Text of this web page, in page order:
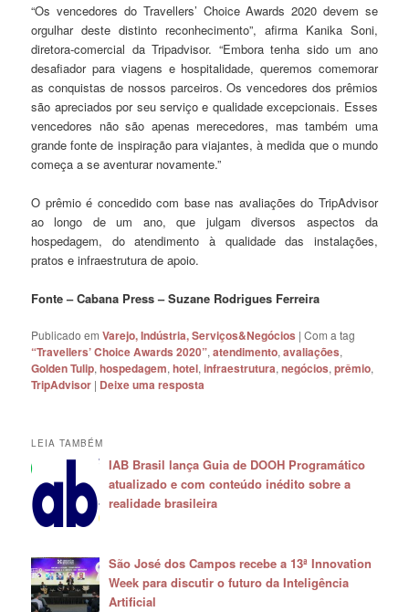
“Os vencedores do Travellers’ Choice Awards 2020 devem se
orgulhar deste distinto reconhecimento”, afirma Kanika Soni,
diretora-comercial da Tripadvisor. “Embora tenha sido um ano
desafiador para viagens e hospitalidade, queremos comemorar
as conquistas de nossos parceiros. Os vencedores dos prêmios
são apreciados por seu serviço e qualidade excepcionais. Esses
vencedores não são apenas merecedores, mas também uma
grande fonte de inspiração para viajantes, à medida que o mundo
começa a se aventurar novamente.”
O prêmio é concedido com base nas avaliações do TripAdvisor
ao longo de um ano, que julgam diversos aspectos da
hospedagem, do atendimento à qualidade das instalações,
pratos e infraestrutura de apoio.
Fonte – Cabana Press – Suzane Rodrigues Ferreira
Publicado em Varejo, Indústria, Serviços&Negócios |Com a tag
“Travellers’ Choice Awards 2020”,atendimento,avaliações,
Golden Tulip,hospedagem,hotel,infraestrutura,negócios,prêmio,
TripAdvisor | Deixe uma resposta
LEIA TAMBÉM
IAB Brasil lança Guia de DOOH Programático
atualizado e com conteúdo inédito sobre a
realidade brasileira
São José dos Campos recebe a 13ª Innovation
Week para discutir o futuro da Inteligência
Artificial